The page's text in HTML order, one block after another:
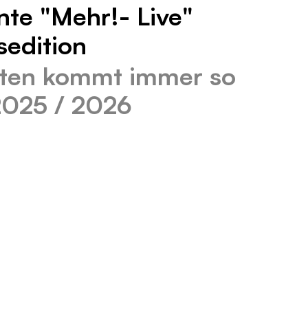
"Mehr!- Live"
kommt immer so
/ 2026